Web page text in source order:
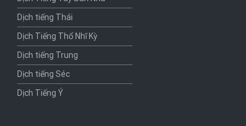
Dịch tiếng Thái
Dịch Tiếng Thổ Nhĩ Kỳ
Dịch tiếng Trung
Dịch tiếng Séc
Dịch Tiếng Ý